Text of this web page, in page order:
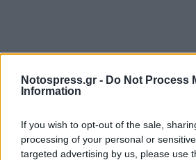
Notospress.gr - Do Not Process
Information
If you wish to opt-out of the sale,
processing of your personal or
targeted advertising by us, please use